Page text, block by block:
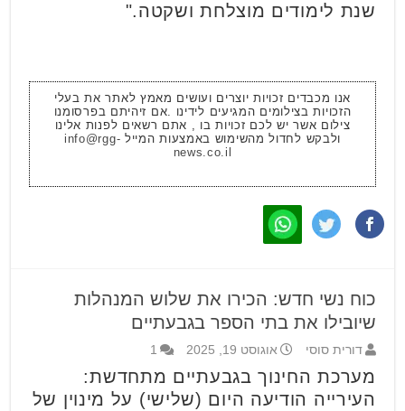
שנת לימודים מוצלחת ושקטה."
אנו מכבדים זכויות יוצרים ועושים מאמץ לאתר את בעלי
הזכויות בצילומים המגיעים לידינו .אם זיהיתם בפרסומנו
צילום אשר יש לכם זכויות בו , אתם רשאים לפנות אלינו
ולבקש לחדול מהשימוש באמצעות המייל info@rgg-
news.co.il
כוח נשי חדש: הכירו את שלוש המנהלות
שיובילו את בתי הספר בגבעתיים
דורית סוסי אוגוסט 19, 2025 1
מערכת החינוך בגבעתיים מתחדשת:
העירייה הודיעה היום (שלישי) על מינוין של